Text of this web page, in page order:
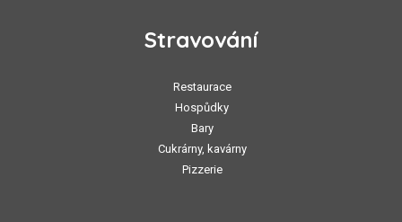
Stravování
Restaurace
Hospůdky
Bary
Cukrárny, kavárny
Pizzerie